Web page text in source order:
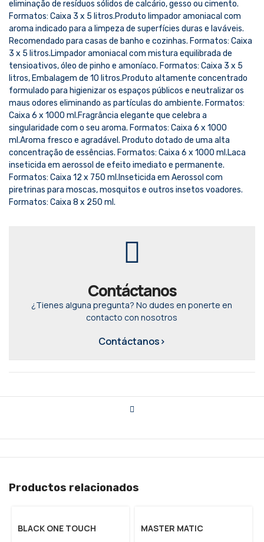
eliminação de resíduos sólidos de calcário, gesso ou cimento.
Formatos: Caixa 3 x 5 litros.Produto limpador amoniacal com
aroma indicado para a limpeza de superfícies duras e laváveis.
Recomendado para casas de banho e cozinhas. Formatos: Caixa
3 x 5 litros.Limpador amoniacal com mistura equilibrada de
tensioativos, óleo de pinho e amoníaco. Formatos: Caixa 3 x 5
litros, Embalagem de 10 litros.Produto altamente concentrado
formulado para higienizar os espaços públicos e neutralizar os
maus odores eliminando as partículas do ambiente. Formatos:
Caixa 6 x 1000 ml.Fragrância elegante que celebra a
singularidade com o seu aroma. Formatos: Caixa 6 x 1000
ml.Aroma fresco e agradável. Produto dotado de uma alta
concentração de essências. Formatos: Caixa 6 x 1000 ml.Laca
inseticida em aerossol de efeito imediato e permanente.
Formatos: Caixa 12 x 750 ml.Inseticida em Aerossol com
piretrinas para moscas, mosquitos e outros insetos voadores.
Formatos: Caixa 8 x 250 ml.
Contáctanos
¿Tienes alguna pregunta? No dudes en ponerte en
contacto con nosotros
Contáctanos>
Productos relacionados
BLACK ONE TOUCH
MASTER MATIC